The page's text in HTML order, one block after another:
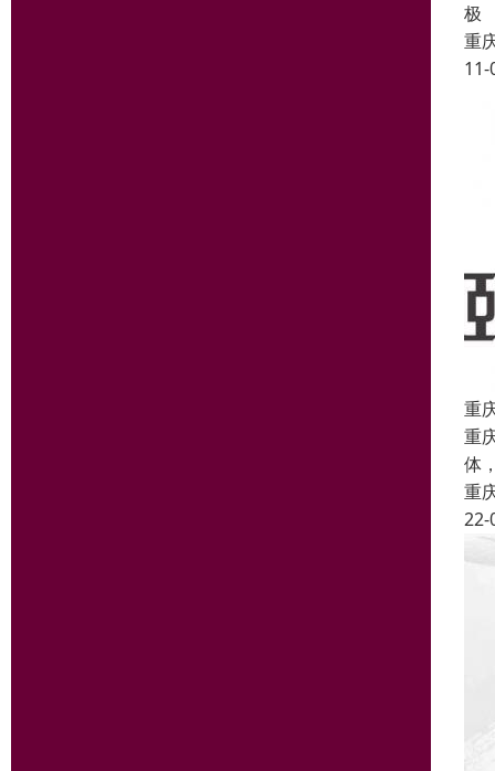
极
重
11-
重
重
体
重
22-